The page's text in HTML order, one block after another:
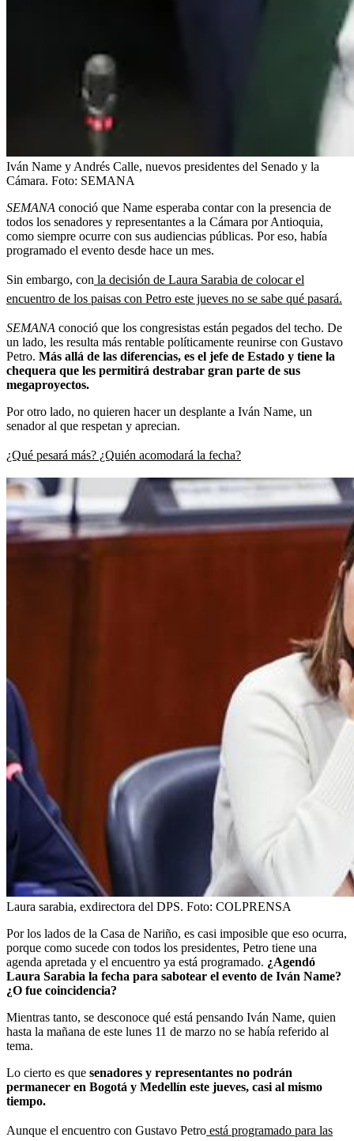
Iván Name y Andrés Calle, nuevos presidentes del Senado y la
Cámara. Foto: SEMANA
SEMANA conoció que Name esperaba contar con la presencia de
todos los senadores y representantes a la Cámara por Antioquia,
como siempre ocurre con sus audiencias públicas. Por eso, había
programado el evento desde hace un mes.
Sin embargo, con la decisión de Laura Sarabia de colocar el
encuentro de los paisas con Petro este jueves no se sabe qué pasará.
SEMANA conoció que los congresistas están pegados del techo. De
un lado, les resulta más rentable políticamente reunirse con Gustavo
Petro. Más allá de las diferencias, es el jefe de Estado y tiene la
chequera que les permitirá destrabar gran parte de sus
megaproyectos.
Por otro lado, no quieren hacer un desplante a Iván Name, un
senador al que respetan y aprecian.
¿Qué pesará más? ¿Quién acomodará la fecha?
Laura sarabia, exdirectora del DPS. Foto: COLPRENSA
Por los lados de la Casa de Nariño, es casi imposible que eso ocurra,
porque como sucede con todos los presidentes, Petro tiene una
agenda apretada y el encuentro ya está programado. ¿Agendó
Laura Sarabia la fecha para sabotear el evento de Iván Name?
¿O fue coincidencia?
Mientras tanto, se desconoce qué está pensando Iván Name, quien
hasta la mañana de este lunes 11 de marzo no se había referido al
tema.
Lo cierto es que senadores y representantes no podrán
permanecer en Bogotá y Medellín este jueves, casi al mismo
tiempo.
Aunque el encuentro con Gustavo Petro está programado para las